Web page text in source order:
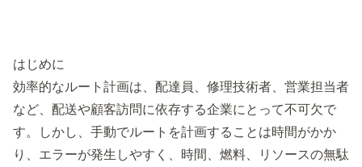
はじめに
効率的なルート計画は、配達員、修理技術者、営業担当者
など、配送や顧客訪問に依存する企業にとって不可欠で
す。しかし、手動でルートを計画することは時間がかか
り、エラーが発生しやすく、時間、燃料、リソースの無駄